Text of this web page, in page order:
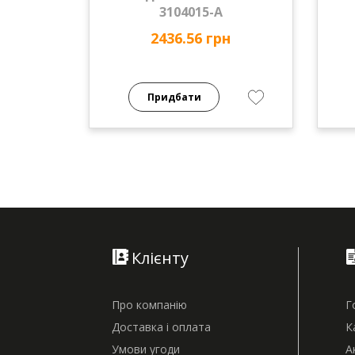
3104015-А
2436.56 грн
Придбати
Клієнту
Про компанію
Доставка і оплата
Умови угоди